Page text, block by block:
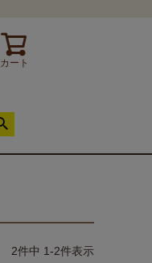
カート
2件中 1-2件表示